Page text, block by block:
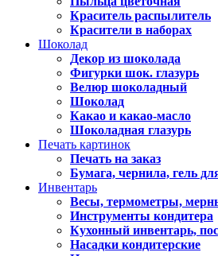
Краситель распылитель
Красители в наборах
Шоколад
Декор из шоколада
Фигурки шок. глазурь
Велюр шоколадный
Шоколад
Какао и какао-масло
Шоколадная глазурь
Печать картинок
Печать на заказ
Бумага, чернила, гель
Инвентарь
Весы, термометры,
Инструменты кондитера
Кухонный инвентарь,
Насадки кондитерские